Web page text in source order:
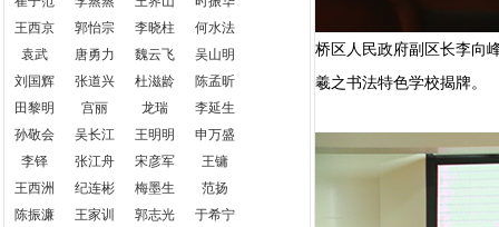
王西京
郭怡宗 李晓柱
何水法
袁武
唐勇力 魏云飞
吴山明
刘国辉
张道兴 杜滋龄
陈孟昕
田黎明
宫丽 龙瑞
李延生
孙敬会
吴长江 王明明
申万盛
李铎
张江舟 宋彦军
王镛
王西洲
纪连彬 梅墨生
范扬
陈振濂
王家训 郭志光
于希宁
桥区人民政府副区长李向
羲之书法特色学校揭牌。